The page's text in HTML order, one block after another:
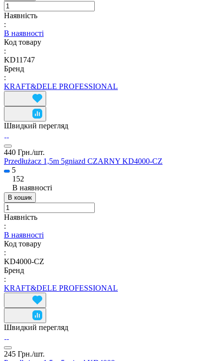
Наявність
:
В наявності
Код товару
:
KD11747
Бренд
:
KRAFT&DELE PROFESSIONAL
Швидкий перегляд
440 Грн./шт.
Przedłużacz 1,5m 5gniazd CZARNY KD4000-CZ
5
152
В наявності
В кошик
Наявність
:
В наявності
Код товару
:
KD4000-CZ
Бренд
:
KRAFT&DELE PROFESSIONAL
Швидкий перегляд
245 Грн./шт.